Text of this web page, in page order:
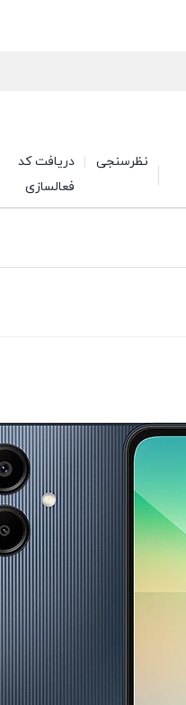
نظرسنجی
دریافت کد
فعالسازی